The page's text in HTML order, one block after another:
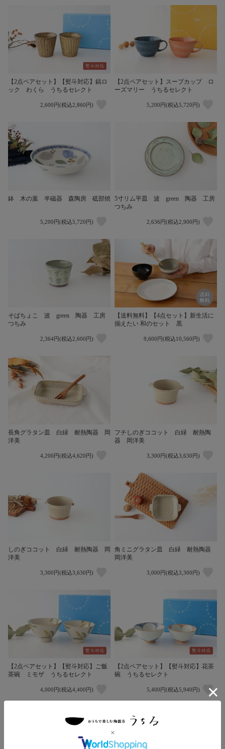
【2点ペアセット】【熨斗対応】鎬ロ
ック わくら うちるセレクト
2,600円(税込2,860円)
【2点ペアセット】スープカップ ロ
ーズマリー うちるセレクト
5,200円(税込5,720円)
鉢 木の葉 半磁器 森陶房 砥部焼
5,200円(税込5,720円)
5寸リム平皿 波 green 陶器 工房
つちみ
2,636円(税込2,900円)
そばちょこ 波 green 陶器 工房
つちみ
2,364円(税込2,600円)
【送料無料】【4点セット】新生活に
揃えたい 和のセット 黒
9,600円(税込10,560円)
長角グラタン皿 白緑 耐熱陶器 岡
洋美
4,200円(税込4,620円)
フチしのぎココット 白緑 耐熱陶
器 岡洋美
3,300円(税込3,630円)
しのぎココット 白緑 耐熱陶器 岡
洋美
3,300円(税込3,630円)
角ミニグラタン皿 白緑 耐熱陶器
岡洋美
3,000円(税込3,300円)
【2点ペアセット】【熨斗対応】ご飯
茶碗 ミモザ うちるセレクト
4,000円(税込4,400円)
【2点ペアセット】【熨斗対応】花茶
碗 うちるセレクト
5,400円(税込5,940円)